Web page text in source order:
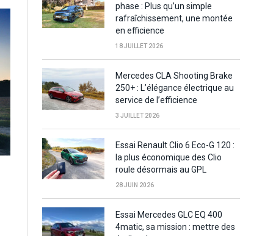
phase : Plus qu’un simple
rafraîchissement, une montée
en efficience
18 JUILLET 2026
Mercedes CLA Shooting Brake
250+ : L’élégance électrique au
service de l’efficience
3 JUILLET 2026
Essai Renault Clio 6 Eco-G 120 :
la plus économique des Clio
roule désormais au GPL
28 JUIN 2026
Essai Mercedes GLC EQ 400
4matic, sa mission : mettre des